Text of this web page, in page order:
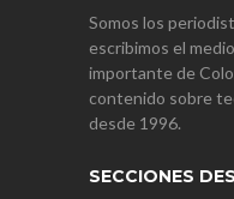
Somos los
escribimos el
importante de
contenido sobre
desde 1996.
SECCIONES